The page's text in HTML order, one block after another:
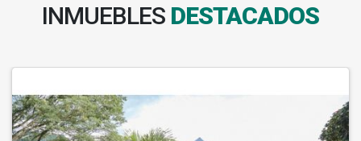
INMUEBLES DESTACADOS